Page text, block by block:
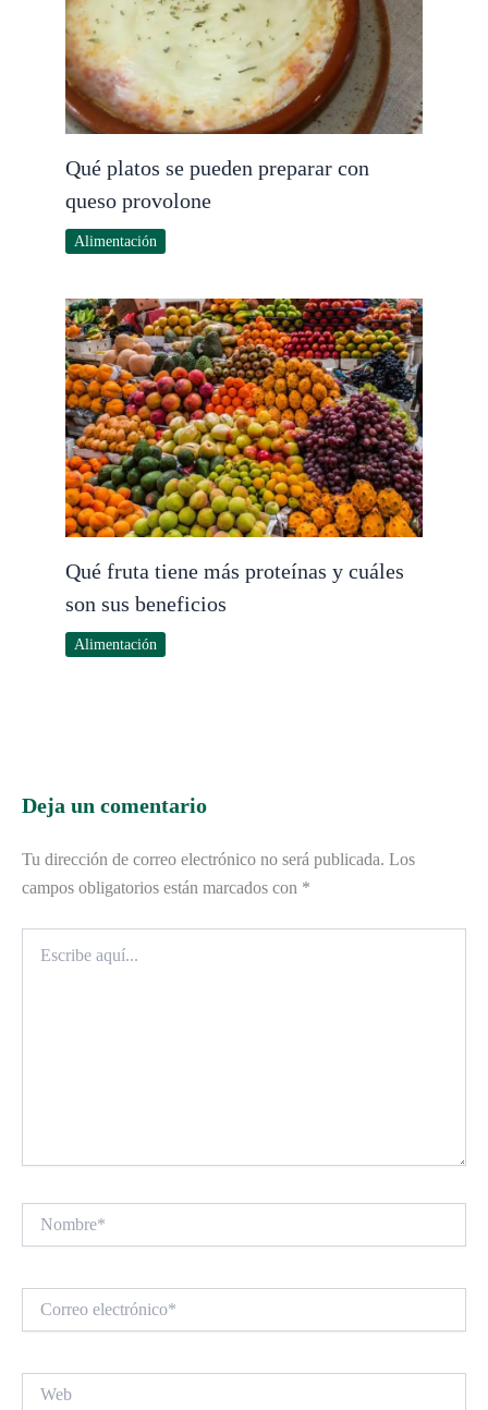
Qué platos se pueden preparar con
queso provolone
Alimentación
Qué fruta tiene más proteínas y cuáles
son sus beneficios
Alimentación
Deja un comentario
Tu dirección de correo electrónico no será publicada. Los
campos obligatorios están marcados con *
aquí...
electrónico*